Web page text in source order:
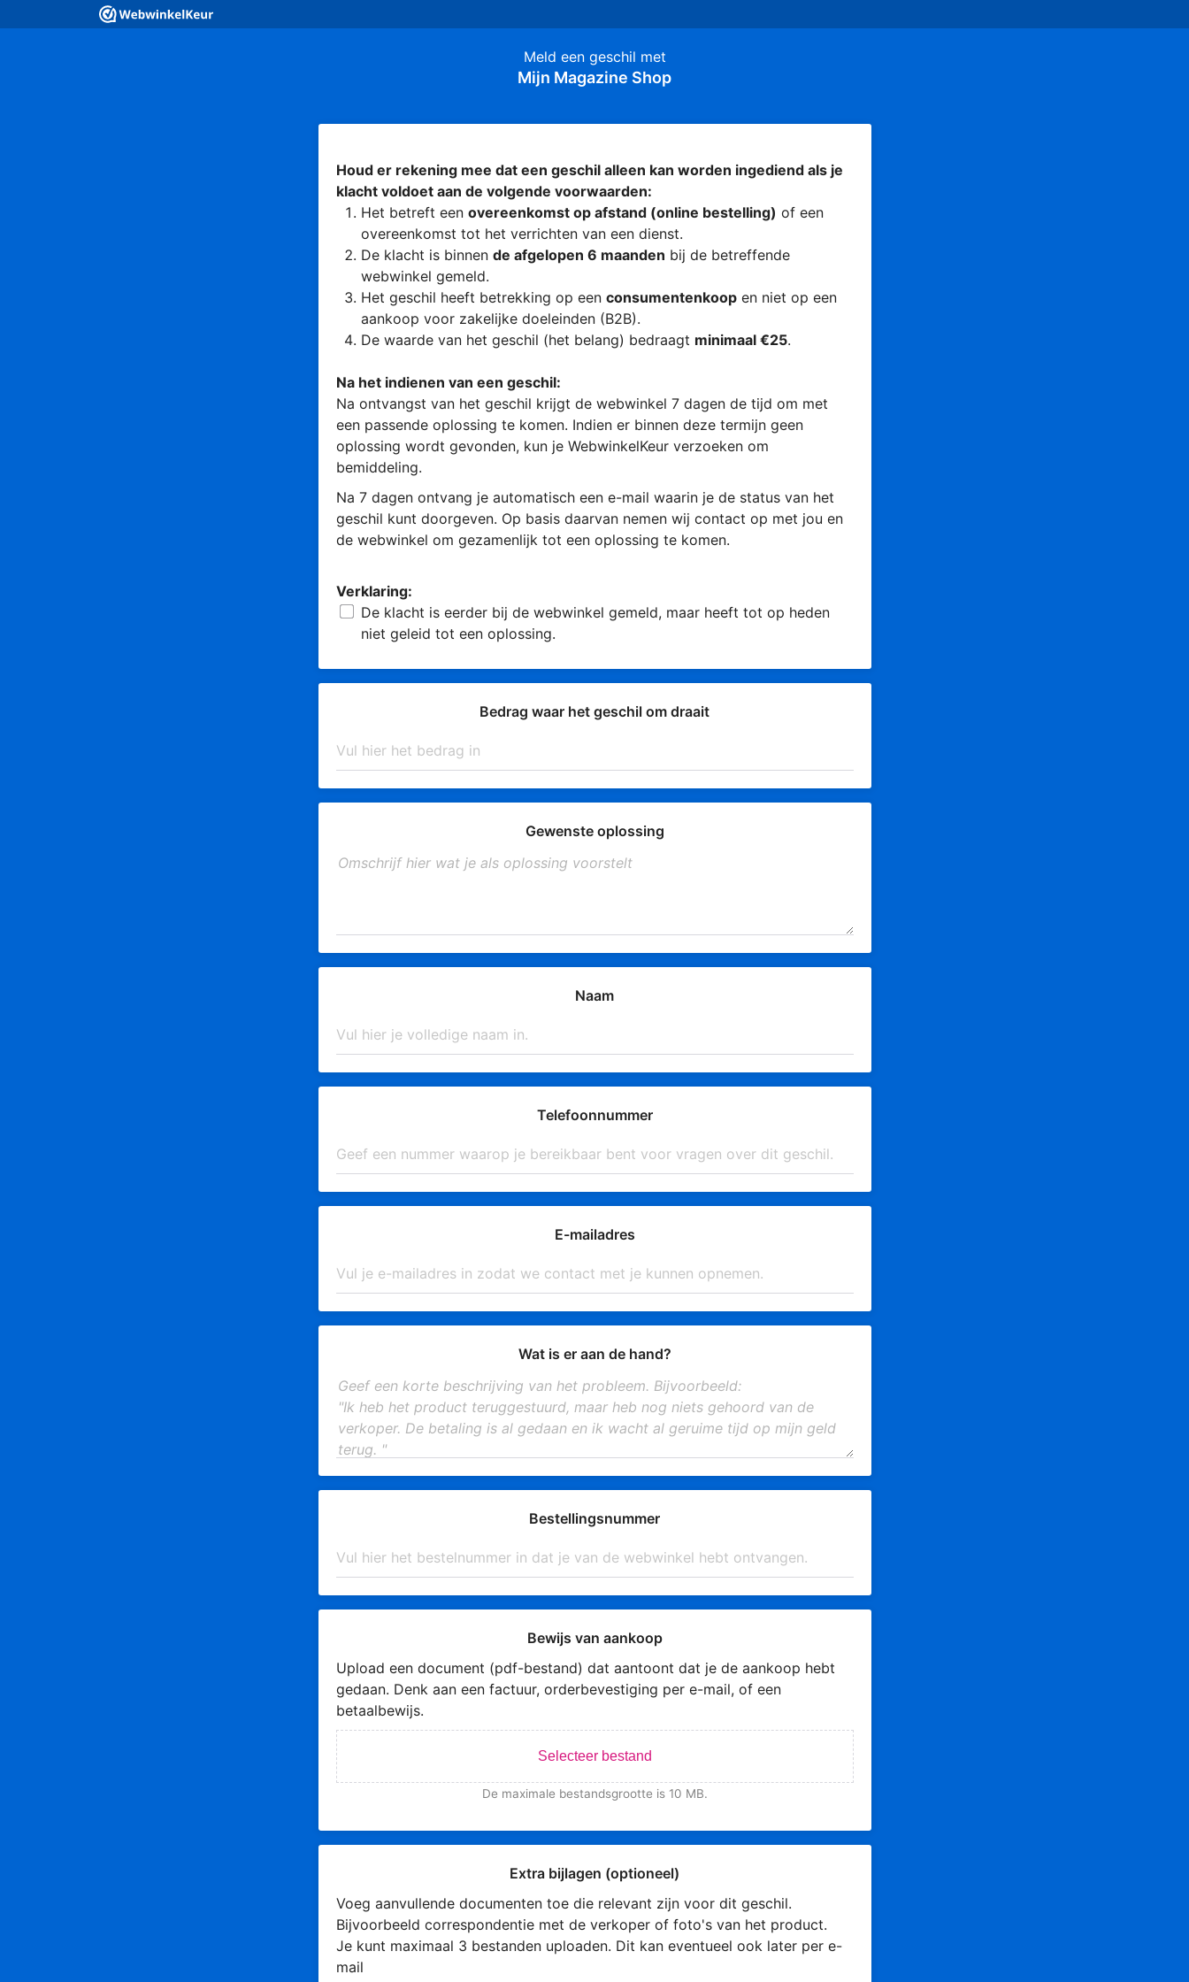
Meld een geschil met
Mijn Magazine Shop
Houd er rekening mee dat een geschil alleen kan worden ingediend als je
klacht voldoet aan de volgende voorwaarden:
Het betreft een overeenkomst op afstand (online bestelling) of een
overeenkomst tot het verrichten van een dienst.
De klacht is binnen de afgelopen 6 maanden bij de betreffende
webwinkel gemeld.
Het geschil heeft betrekking op een consumentenkoopen niet op een
aankoop voor zakelijke doeleinden (B2B).
De waarde van het geschil (het belang) bedraagt minimaal €25.
Na het indienen van een geschil:
Na ontvangst van het geschil krijgt de webwinkel 7 dagen de tijd om met
een passende oplossing te komen. Indien er binnen deze termijn geen
oplossing wordt gevonden, kun je WebwinkelKeur verzoeken om
bemiddeling.
Na 7 dagen ontvang je automatisch een e-mail waarin je de status van het
geschil kunt doorgeven. Op basis daarvan nemen wij contact op met jou en
de webwinkel om gezamenlijk tot een oplossing te komen.
Verklaring:
De klacht is eerder bij de webwinkel gemeld, maar heeft tot op heden
niet geleid tot een oplossing.
Bedrag waar het geschil om draait
Gewenste oplossing
Naam
Telefoonnummer
E-mailadres
Wat is er aan de hand?
Bestellingsnummer
Bewijs van aankoop
Upload een document (pdf-bestand) dat aantoont dat je de aankoop hebt
gedaan. Denk aan een factuur, orderbevestiging per e-mail, of een
betaalbewijs.
Selecteer bestand
De maximale bestandsgrootte is 10 MB.
Extra bijlagen (optioneel)
Voeg aanvullende documenten toe die relevant zijn voor dit geschil.
Bijvoorbeeld correspondentie met de verkoper of foto's van het product.
Je kunt maximaal 3 bestanden uploaden. Dit kan eventueel ook later per e-
mail